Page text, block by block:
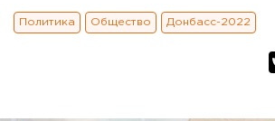
Политика Общество Донбасс-2022